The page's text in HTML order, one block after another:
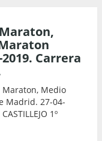
Carrera
Maraton, Medio
Madrid. 27-04-
1º